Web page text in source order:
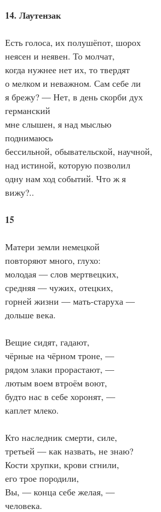
14. Лаутензак
Есть голоса, их полушёпот, шорох
неясен и неявен. То молчат,
когда нужнее нет их, то твердят
о мелком и неважном. Сам себе ли
я брежу? — Нет, в день скорби дух
германский
мне слышен, я над мыслью
поднимаюсь
бессильной, обывательской, научной,
над истиной, которую позволил
одну нам ход событий. Что ж я
вижу?..
15
Матери земли немецкой
повторяют много, глухо:
молодая — слов мертвецких,
средняя — чужих, отецких,
горней жизни — мать-старуха —
дольше века.
Вещие сидят, гадают,
чёрные на чёрном троне, —
рядом злаки прорастают, —
лютым воем втроём воют,
будто нас в себе хоронят, —
каплет млеко.
Кто наследник смерти, силе,
третьей — как назвать, не знаю?
Кости хрупки, крови сгнили,
его трое породили,
Вы, — конца себе желая, —
человека.